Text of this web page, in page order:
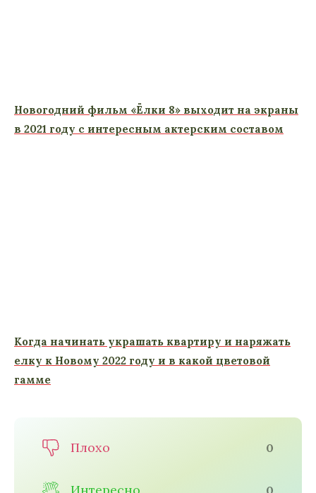
Новогодний фильм «Ёлки 8» выходит на экраны
в 2021 году с интересным актерским составом
Когда начинать украшать квартиру и наряжать
елку к Новому 2022 году и в какой цветовой
гамме
Плохо 0